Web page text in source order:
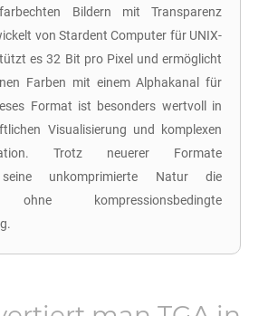
Bildern mit Transparenz
von Stardent Computer für UNIX-
es 32 Bit pro Pixel und ermöglicht
Farben mit einem Alphakanal für
Format ist besonders wertvoll in
Visualisierung und komplexen
Trotz neuerer Formate
seine unkomprimierte Natur die
ohne kompressionsbedingte